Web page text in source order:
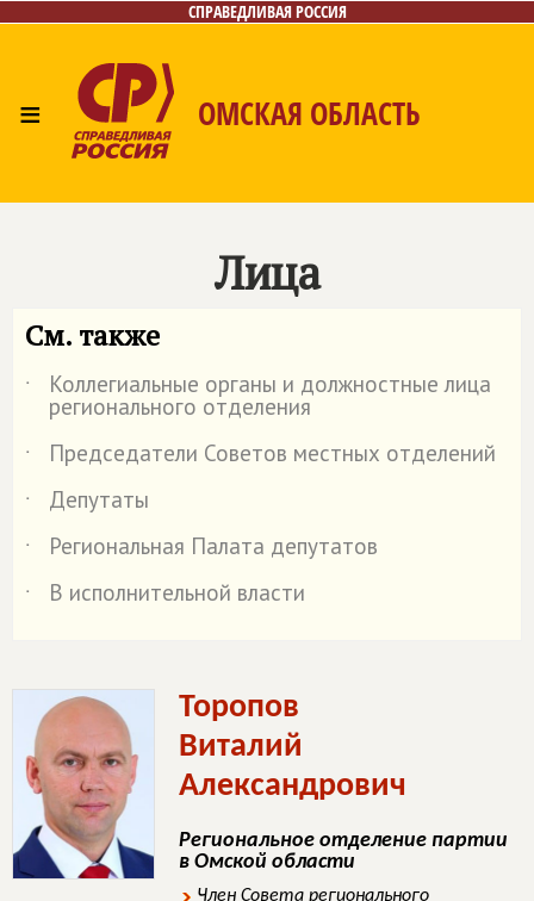
СПРАВЕДЛИВАЯ РОССИЯ
≡ ОМСКАЯ ОБЛАСТЬ
Контакты
Лица
См. также
˙ Коллегиальные органы и должностные лица
регионального отделения
˙
Председатели Советов местных отделений
˙
Депутаты
˙
Региональная Палата депутатов
˙
В исполнительной власти
Торопов
Виталий
Александрович
Региональное отделение партии
в Омской области
Член Совета регионального